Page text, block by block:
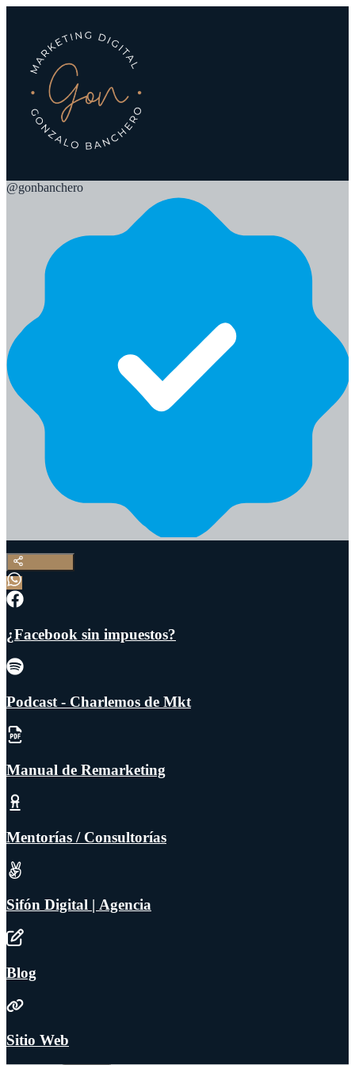
@gonbanchero
¿Facebook sin impuestos?
Podcast - Charlemos de Mkt
Manual de Remarketing
Mentorías / Consultorías
Sifón Digital | Agencia
Blog
Sitio Web